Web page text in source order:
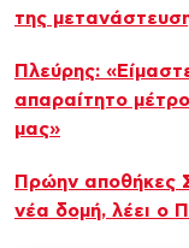
της
Πλεύρης:
απαραίτητο
μας»
Πρώην αποθήκες
νέα δομή, λέει ο